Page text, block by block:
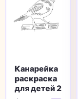
Канарейка
раскраска
для детей 2